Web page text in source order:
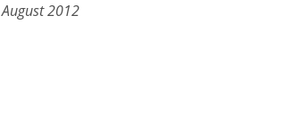
August 2012